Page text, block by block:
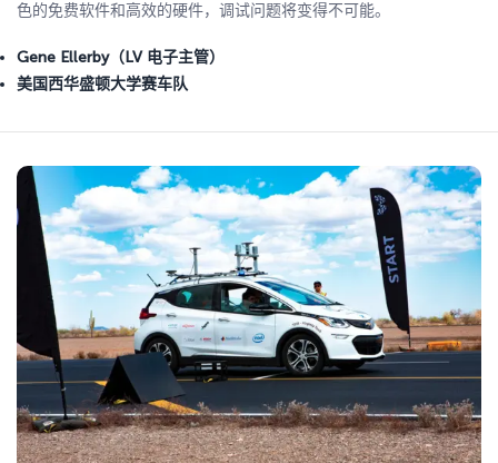
色的免费软件和高效的硬件，调试问题将变得不可能。
Gene Ellerby（LV 电子主管）
美国西华盛顿大学赛车队